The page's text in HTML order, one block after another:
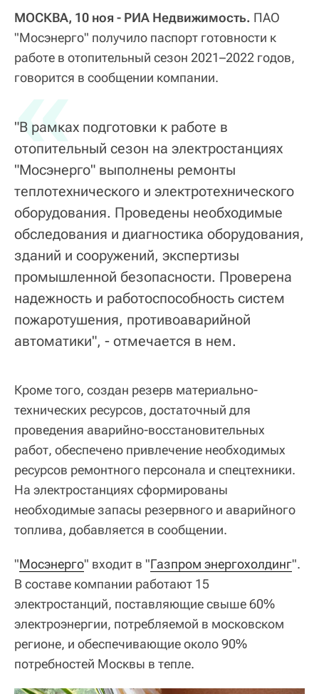
МОСКВА, 10 ноя - РИА Недвижимость. ПАО
"Мосэнерго" получило паспорт готовности к
работе в отопительный сезон 2021–2022 годов,
говорится в сообщении компании.
«
"В рамках подготовки к работе в
отопительный сезон на электростанциях
"Мосэнерго" выполнены ремонты
теплотехнического и электротехнического
оборудования. Проведены необходимые
обследования и диагностика оборудования,
зданий и сооружений, экспертизы
промышленной безопасности. Проверена
надежность и работоспособность систем
пожаротушения, противоаварийной
автоматики", - отмечается в нем.
Кроме того, создан резерв материально-
технических ресурсов, достаточный для
проведения аварийно-восстановительных
работ, обеспечено привлечение необходимых
ресурсов ремонтного персонала и спецтехники.
На электростанциях сформированы
необходимые запасы резервного и аварийного
топлива, добавляется в сообщении.
"Мосэнерго" входит в "Газпром энергохолдинг".
В составе компании работают 15
электростанций, поставляющие свыше 60%
электроэнергии, потребляемой в московском
регионе, и обеспечивающие около 90%
потребностей Москвы в тепле.